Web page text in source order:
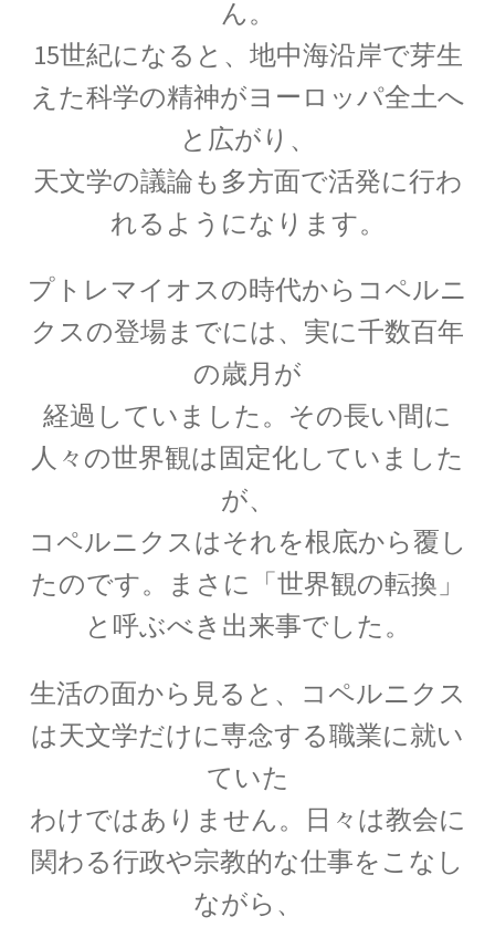
A・A・マイケルソン
【稀代の実験｜エーテルを想定した
干渉実験を実施】
A・H・ルイ・フィゾー
察】
A・J・フレネル
【光が横波であると説明しての偏向
や屈折を説明】
B・D・ジョゼフソン
C・A・ドップラー
【ドップラー効果を定式化したオーストリア
ん。
15世紀になると、地中海沿岸で芽生
えた科学の精神がヨーロッパ全土へ
と広がり、
天文学の議論も多方面で活発に行わ
れるようになります。
プトレマイオスの時代からコペルニ
クスの登場までには、実に千数百年
の歳月が
経過していました。その長い間に
人々の世界観は固定化していました
が、
コペルニクスはそれを根底から覆し
たのです。まさに「世界観の転換」
と呼ぶべき出来事でした。
生活の面から見ると、コペルニクス
は天文学だけに専念する職業に就い
ていた
わけではありません。日々は教会に
関わる行政や宗教的な仕事をこなし
ながら、